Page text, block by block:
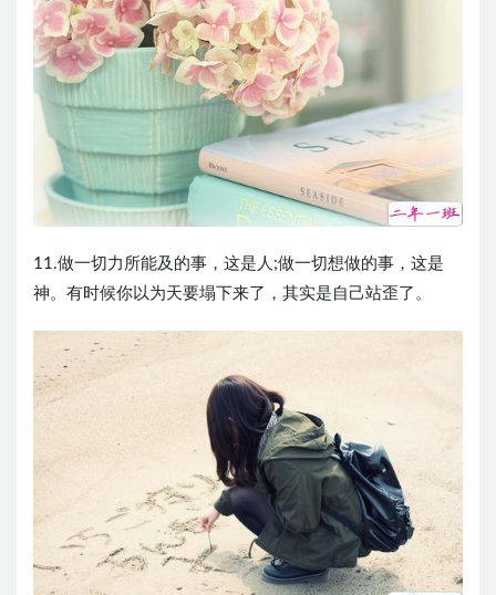
11.做一切力所能及的事，这是人;做一切想做的事，这是
神。有时候你以为天要塌下来了，其实是自己站歪了。 ​​​​